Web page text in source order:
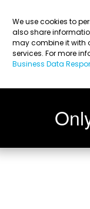
We use cookies to
also share
may combine it with
services. For more
Business Data